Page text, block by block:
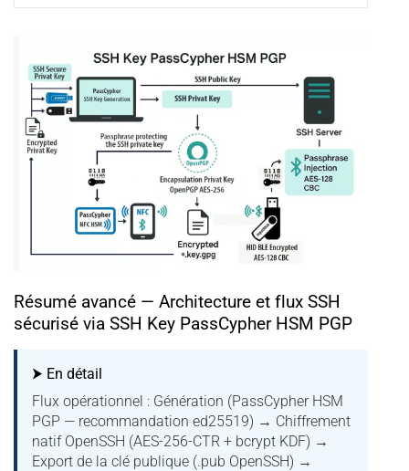
Résumé avancé — Architecture et flux SSH
sécurisé via SSH Key PassCypher HSM PGP
⮞ En détail
Flux opérationnel : Génération (PassCypher HSM
PGP — recommandation ed25519) → Chiffrement
natif OpenSSH (AES-256-CTR + bcrypt KDF) →
Export de la clé publique (.pub OpenSSH) →